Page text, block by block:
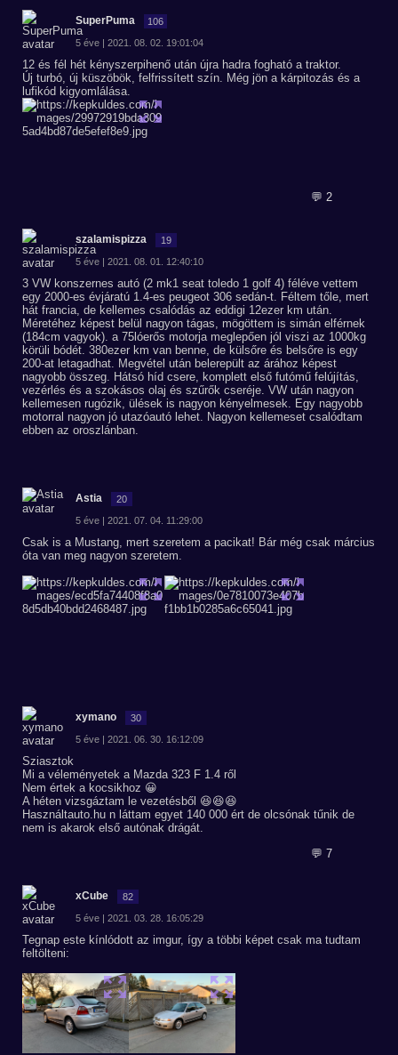
SuperPuma 106
5 éve | 2021. 08. 02. 19:01:04
12 és fél hét kényszerpihenő után újra hadra fogható a traktor.
Új turbó, új küszöbök, felfrissített szín. Még jön a kárpitozás és a
lufikód kigyomlálása.
💬 2
szalamispizza 19
5 éve | 2021. 08. 01. 12:40:10
3 VW konszernes autó (2 mk1 seat toledo 1 golf 4) féléve vettem
egy 2000-es évjáratú 1.4-es peugeot 306 sedán-t. Féltem tőle, mert
hát francia, de kellemes csalódás az eddigi 12ezer km után.
Méretéhez képest belül nagyon tágas, mögöttem is simán elférnek
(184cm vagyok). a 75lóerős motorja meglepően jól viszi az 1000kg
körüli bódét. 380ezer km van benne, de külsőre és belsőre is egy
200-at letagadhat. Megvétel után belerepült az árához képest
nagyobb összeg. Hátsó híd csere, komplett első futómű felújítás,
vezérlés és a szokásos olaj és szűrők cseréje. VW után nagyon
kellemesen rugózik, ülések is nagyon kényelmesek. Egy nagyobb
motorral nagyon jó utazóautó lehet. Nagyon kellemeset csalódtam
ebben az oroszlánban.
Astia 20
5 éve | 2021. 07. 04. 11:29:00
Csak is a Mustang, mert szeretem a pacikat! Bár még csak március
óta van meg nagyon szeretem.
xymano 30
5 éve | 2021. 06. 30. 16:12:09
Sziasztok
Mi a véleményetek a Mazda 323 F 1.4 ről
Nem értek a kocsikhoz 😀
A héten vizsgáztam le vezetésből 😆😆😆
Használtauto.hu n láttam egyet 140 000 ért de olcsónak tűnik de
nem is akarok első autónak drágát.
💬 7
xCube 82
5 éve | 2021. 03. 28. 16:05:29
Tegnap este kínlódott az imgur, így a többi képet csak ma tudtam
feltölteni: